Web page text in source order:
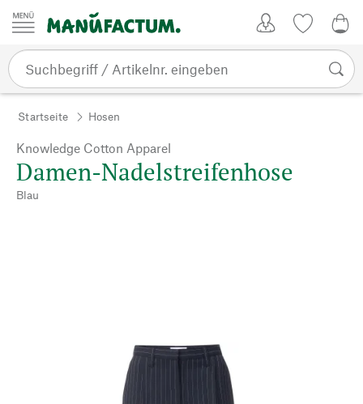
Zum Inhalt springen
Startseite Hosen
Knowledge Cotton Apparel
Damen-Nadelstreifenhose
Blau